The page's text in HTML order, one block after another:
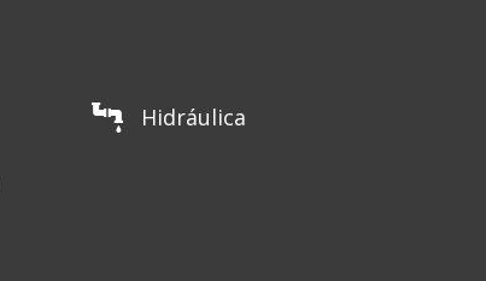
Hidráulica